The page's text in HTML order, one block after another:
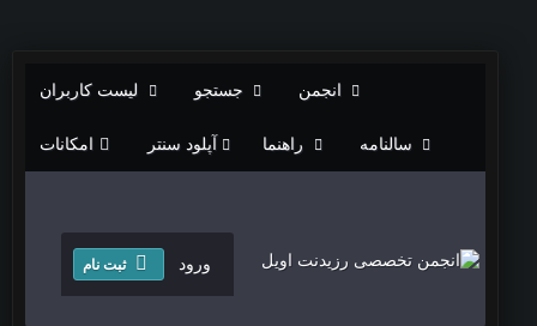
انجمن جستجو لیست کاربران
سالنامه راهنما آپلود سنتر امکانات
ورود ثبت نام